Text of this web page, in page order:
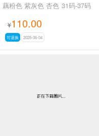
藕粉色 紫灰色 杏色 31码-37码
¥110.00
可退换 2025-06-04